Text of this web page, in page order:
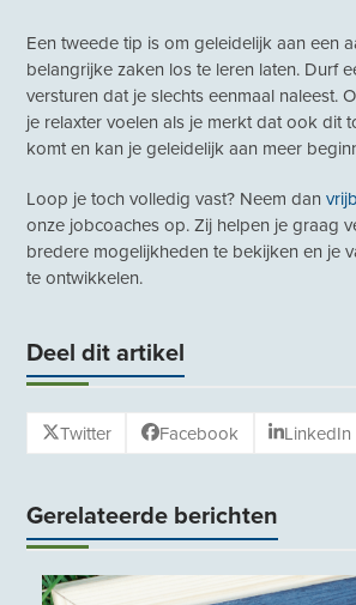
Een tweede tip is om geleidelijk aan een
belangrijke zaken los te leren laten. Durf
versturen dat je slechts eenmaal naleest.
je relaxter voelen als je merkt dat ook dit
komt en kan je geleidelijk aan meer
Loop je toch volledig vast? Neem dan
onze jobcoaches op. Zij helpen je graag
bredere mogelijkheden te bekijken en je
te ontwikkelen.
Deel dit artikel
Twitter Facebook LinkedIn
Gerelateerde berichten